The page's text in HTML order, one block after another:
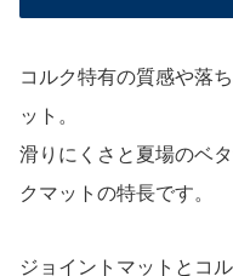
コルク特有の質感や落
ット。
滑りにくさと夏場のベ
クマットの特長です。
ジョイントマットとコ